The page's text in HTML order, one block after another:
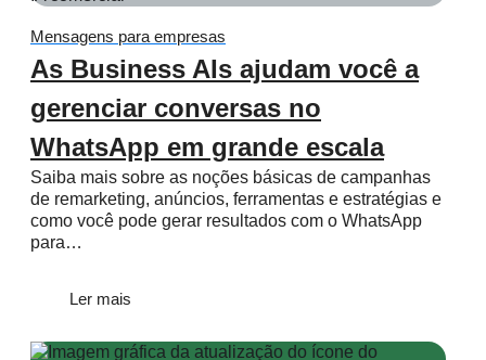
Mensagens para empresas
As Business AIs ajudam você a
gerenciar conversas no
WhatsApp em grande escala
Saiba mais sobre as noções básicas de campanhas
de remarketing, anúncios, ferramentas e estratégias e
como você pode gerar resultados com o WhatsApp
para…
Ler mais